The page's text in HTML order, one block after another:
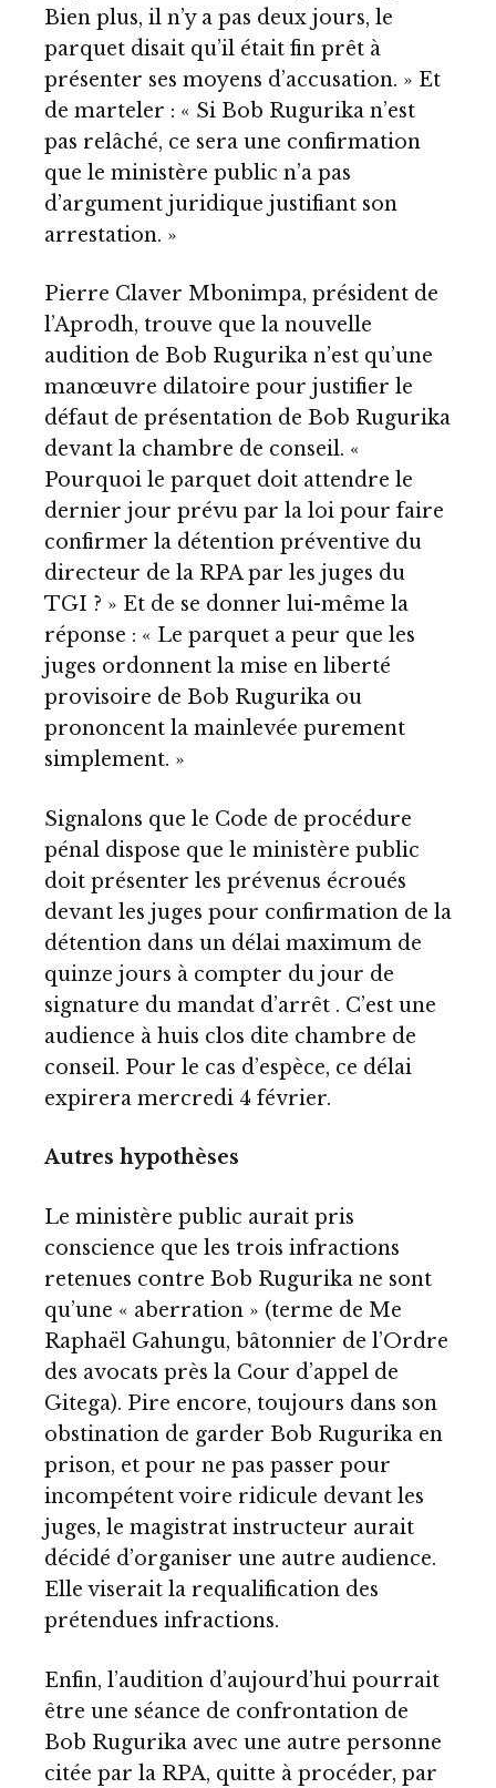
Bien plus, il n’y a pas deux jours, le
parquet disait qu’il était fin prêt à
présenter ses moyens d’accusation. » Et
de marteler : « Si Bob Rugurika n’est
pas relâché, ce sera une confirmation
que le ministère public n’a pas
d’argument juridique justifiant son
arrestation. »
Pierre Claver Mbonimpa, président de
l’Aprodh, trouve que la nouvelle
audition de Bob Rugurika n’est qu’une
manœuvre dilatoire pour justifier le
défaut de présentation de Bob Rugurika
devant la chambre de conseil. «
Pourquoi le parquet doit attendre le
dernier jour prévu par la loi pour faire
confirmer la détention préventive du
directeur de la RPA par les juges du
TGI ? » Et de se donner lui-même la
réponse : « Le parquet a peur que les
juges ordonnent la mise en liberté
provisoire de Bob Rugurika ou
prononcent la mainlevée purement
simplement. »
Signalons que le Code de procédure
pénal dispose que le ministère public
doit présenter les prévenus écroués
devant les juges pour confirmation de la
détention dans un délai maximum de
quinze jours à compter du jour de
signature du mandat d’arrêt . C’est une
audience à huis clos dite chambre de
conseil. Pour le cas d’espèce, ce délai
expirera mercredi 4 février.
Autres hypothèses
Le ministère public aurait pris
conscience que les trois infractions
retenues contre Bob Rugurika ne sont
qu’une « aberration » (terme de Me
Raphaël Gahungu, bâtonnier de l’Ordre
des avocats près la Cour d’appel de
Gitega). Pire encore, toujours dans son
obstination de garder Bob Rugurika en
prison, et pour ne pas passer pour
incompétent voire ridicule devant les
juges, le magistrat instructeur aurait
décidé d’organiser une autre audience.
Elle viserait la requalification des
prétendues infractions.
Enfin, l’audition d’aujourd’hui pourrait
être une séance de confrontation de
Bob Rugurika avec une autre personne
citée par la RPA, quitte à procéder, par